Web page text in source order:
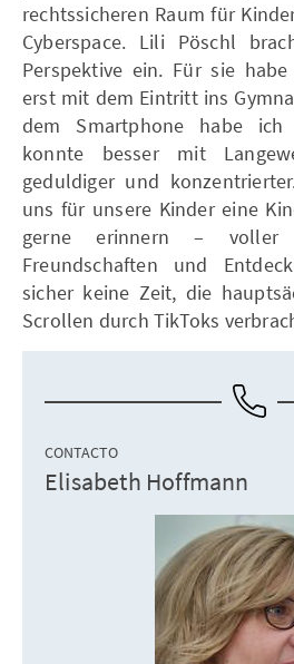
rechtssicheren Raum für
Cyberspace. Lili Pöschl
Perspektive ein. Für sie
erst mit dem Eintritt ins
dem Smartphone habe
konnte besser mit
geduldiger und
uns für unsere Kinder eine
gerne erinnern – voller
Freundschaften und
sicher keine Zeit, die
Scrollen durch TikToks
CONTACTO
Elisabeth Hoffmann